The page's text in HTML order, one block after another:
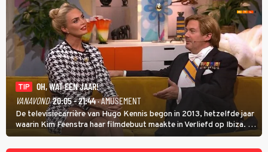
TIP
OH, WAT EEN JAAR!
VANAVOND 20:05 - 21:44· AMUSEMENT
De televisiecarrière van Hugo Kennis begon in 2013, hetzelfde jaar
waarin Kim Feenstra haar filmdebuut maakte in Verliefd op Ibiza. In
Oh, Wat een Jaar! wordt duidelijk wat ze nog meer weten van het
jaar waarin ze allebei eindtwintigers waren.